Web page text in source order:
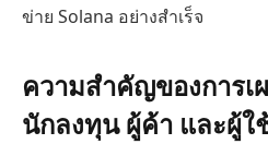
ข่าย Solana อย่างสำเร็จ
ความสำคัญของการเ
นักลงทุน ผู้ค้า และผู้ใ